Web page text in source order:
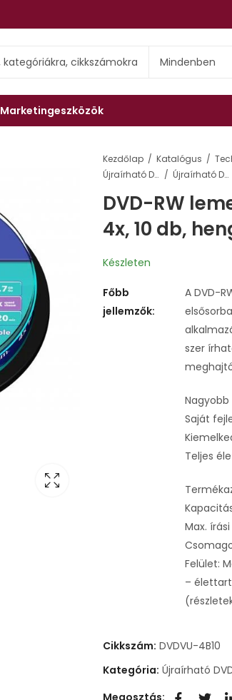
Marketingeszközök
Kezdőlap Katalógus
Újraírható DVD lemezek
Újraírható DVD-RW lemezek
DVD-RW
4x, 10 db,
Készleten
Főbb
jellemzők:
A DVD-
szer
Saját
Teljes
Max.
Felület:
–
Cikkszám: DVDVU-4B10
Kategória: Újraírható